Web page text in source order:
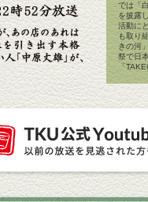
では「
を披露
活動に
も取り
きの河
祭で日
「